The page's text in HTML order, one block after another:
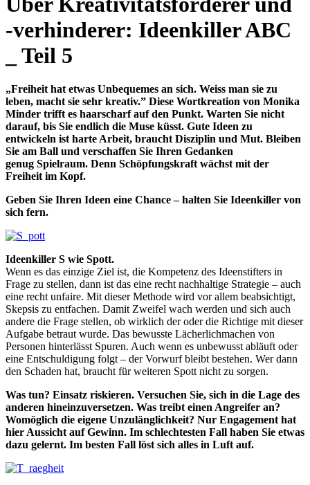
-verhinderer: Ideenkiller ABC
_ Teil 5
„Freiheit hat etwas Unbequemes an sich. Weiss man sie zu
leben, macht sie sehr kreativ.” Diese Wortkreation von Monika
Minder trifft es haarscharf auf den Punkt. Warten Sie nicht
darauf, bis Sie endlich die Muse küsst. Gute Ideen zu
entwickeln ist harte Arbeit, braucht Disziplin und Mut. Bleiben
Sie am Ball und verschaffen Sie Ihren Gedanken
genug Spielraum. Denn Schöpfungskraft wächst mit der
Freiheit im Kopf.
Geben Sie Ihren Ideen eine Chance – halten Sie Ideenkiller von
sich fern.
Ideenkiller S wie Spott.
Wenn es das einzige Ziel ist, die Kompetenz des Ideenstifters in
Frage zu stellen, dann ist das eine recht nachhaltige Strategie – auch
eine recht unfaire. Mit dieser Methode wird vor allem beabsichtigt,
Skepsis zu entfachen. Damit Zweifel wach werden und sich auch
andere die Frage stellen, ob wirklich der oder die Richtige mit dieser
Aufgabe betraut wurde. Das bewusste Lächerlichmachen von
Personen hinterlässt Spuren. Auch wenn es unbewusst abläuft oder
eine Entschuldigung folgt – der Vorwurf bleibt bestehen. Wer dann
den Schaden hat, braucht für weiteren Spott nicht zu sorgen.
Was tun? Einsatz riskieren. Versuchen Sie, sich in die Lage des
anderen hineinzuversetzen. Was treibt einen Angreifer an?
Womöglich die eigene Unzulänglichkeit? Nur Engagement hat
hier Aussicht auf Gewinn. Im schlechtesten Fall haben Sie etwas
dazu gelernt. Im besten Fall löst sich alles in Luft auf.